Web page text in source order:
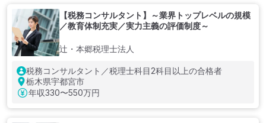
【税務コンサルタント】～業界トップレベルの規模
／教育体制充実／実力主義の評価制度～
辻・本郷税理士法人
税務コンサルタント／税理士科目2科目以上の合格者
栃木県宇都宮市
年収330〜550万円